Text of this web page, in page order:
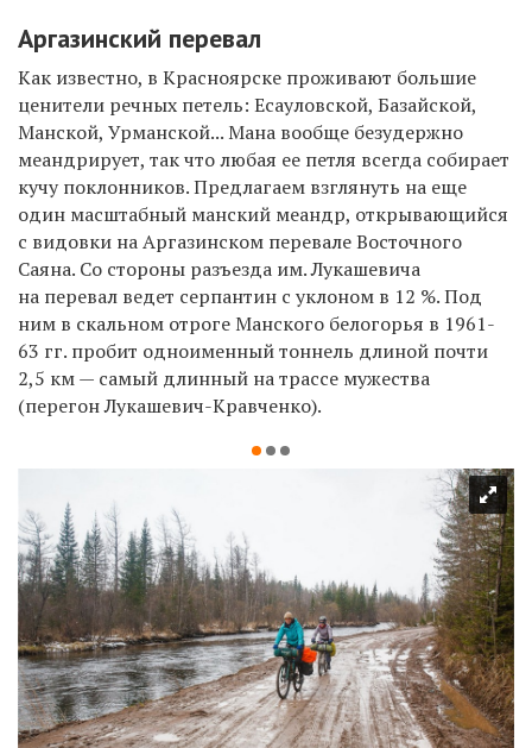
Аргазинский перевал
Как известно, в Красноярске проживают большие
ценители речных петель: Есауловской, Базайской,
Манской, Урманской... Мана вообще безудержно
меандрирует, так что любая ее петля всегда собирает
кучу поклонников. Предлагаем взглянуть на еще
один масштабный манский меандр, открывающийся
с видовки на Аргазинском перевале Восточного
Саяна. Со стороны разъезда им. Лукашевича
на перевал ведет серпантин с уклоном в 12 %. Под
ним в скальном отроге Манского белогорья в 1961-
63 гг. пробит одноименный тоннель длиной почти
2,5 км — самый длинный на трассе мужества
(перегон Лукашевич-Кравченко).